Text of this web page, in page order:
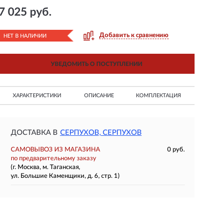
025 руб.
НЕТ В НАЛИЧИИ Добавить к сравнению
УВЕДОМИТЬ О ПОСТУПЛЕНИИ
ХАРАКТЕРИСТИКИ ОПИСАНИЕ КОМПЛЕКТАЦИЯ
ДОСТАВКА В СЕРПУХОВ, СЕРПУХОВ
САМОВЫВОЗ ИЗ МАГАЗИНА
0 руб.
по предварительному заказу
(г. Москва, м. Таганская,
ул. Большие Каменщики, д. 6, стр. 1)